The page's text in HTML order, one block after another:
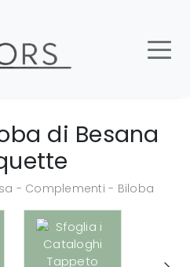
di Besana
- Complementi - Biloba